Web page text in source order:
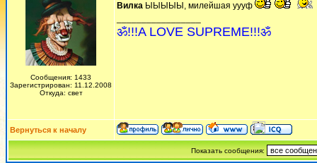
Сообщения: 1433
Зарегистрирован: 11.12.2008
Откуда: свет
Вилка ЫЫЫЫЫ, милейшая уууф
ॐ!!!A LOVE SUPREME!!!ॐ
Вернуться к началу
Показать сообщения: